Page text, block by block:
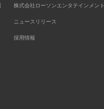
株式会社ローソンエンタテインメント
ニュースリリース
採用情報